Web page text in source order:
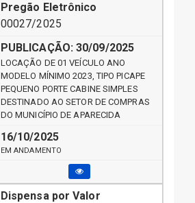
Pregão Eletrônico
00027/2025
PUBLICAÇÃO:30/09/2025
LOCAÇÃO DE 01 VEÍCULO ANO
MODELO MÍNIMO 2023, TIPO PICAPE
PEQUENO PORTE CABINE SIMPLES
DESTINADO AO SETOR DE COMPRAS
DO MUNICÍPIO DE APARECIDA
16/10/2025
EM ANDAMENTO
Dispensa por Valor